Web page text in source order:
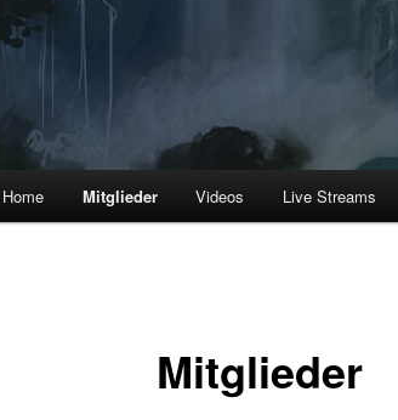
Zum
Home Mitglieder Videos Live Streams
Mitglieder